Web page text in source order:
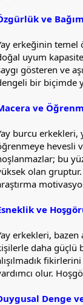
ve
erkeğinin temel
uyum
gösteren ve
bir biçimde
ve
burcu erkekleri,
hevesli
bu
olan
ve
erkekleri,
daha güçlü
olur.
Denge